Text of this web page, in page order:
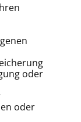
oder
oder